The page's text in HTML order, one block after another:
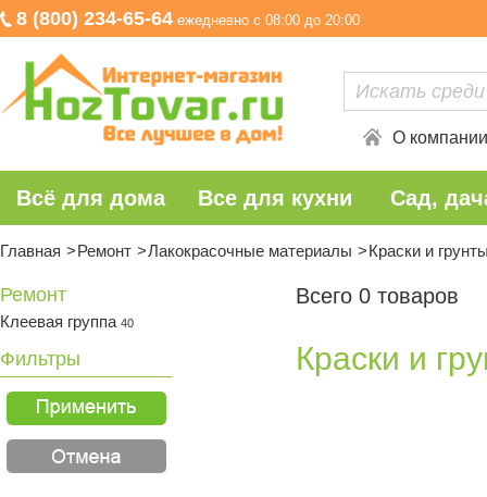
8 (800) 234-65-64 ежедневно с 08:00 до 20:00
О компании
Всё для дома Все для кухни Сад,
Главная Ремонт Лакокрасочные материалы Краски и
Ремонт
Клеевая группа 40
Фильтры
Всего 0 товаров
Краски и